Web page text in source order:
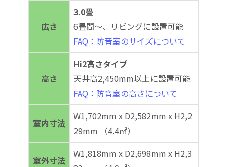
広さ
3.0畳
6畳間～、リビングに設置可能
FAQ：防音室のサイズについて
高さ
Hi2高さタイプ
天井高2,450mm以上に設置可能
FAQ：防音室の高さについて
室内寸法
W1,702mm x D2,582mm x H2,2
29mm （4.4㎡）
室外寸法
W1,818mm x D2,698mm x H2,3